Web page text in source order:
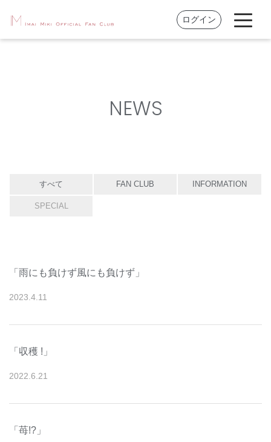
ログイン
NEWS
すべて FAN CLUB INFORMATION
SPECIAL
「雨にも負けず風にも負けず」
2023 4 11
「収穫 !」
2022 6 21
「苺!?」